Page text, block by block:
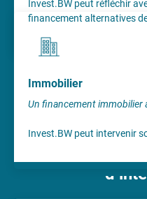
Invest.BW peut réfléchir
financement alternatives
Immobilier
Un financement immobilier
Invest.BW peut intervenir